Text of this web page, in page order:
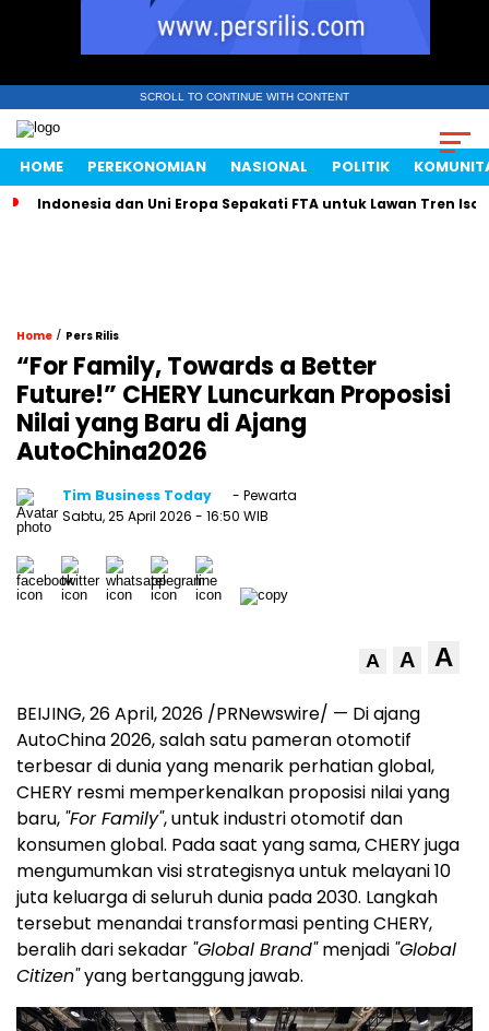
SCROLL TO CONTINUE WITH CONTENT
HOME PEREKONOMIAN NASIONAL POLITIK
Indonesia dan Uni Eropa Sepakati FTA untuk Lawan Tren
Home / Pers Rilis
“For Family, Towards a Better
Future!” CHERY Luncurkan Proposisi
Nilai yang Baru di Ajang
AutoChina2026
Tim Business Today
- Pewarta
Sabtu, 25 April 2026 - 16:50 WIB
A A A
BEIJING,26 April, 2026 /PRNewswire/ — Di ajang
AutoChina 2026, salah satu pameran otomotif
terbesar di dunia yang menarik perhatian global,
CHERY resmi memperkenalkan proposisi nilai yang
baru, "For Family", untuk industri otomotif dan
konsumen global. Pada saat yang sama, CHERY juga
mengumumkan visi strategisnya untuk melayani 10
juta keluarga di seluruh dunia pada 2030. Langkah
tersebut menandai transformasi penting CHERY,
beralih dari sekadar "Global Brand"menjadi "Global
Citizen"yang bertanggung jawab.